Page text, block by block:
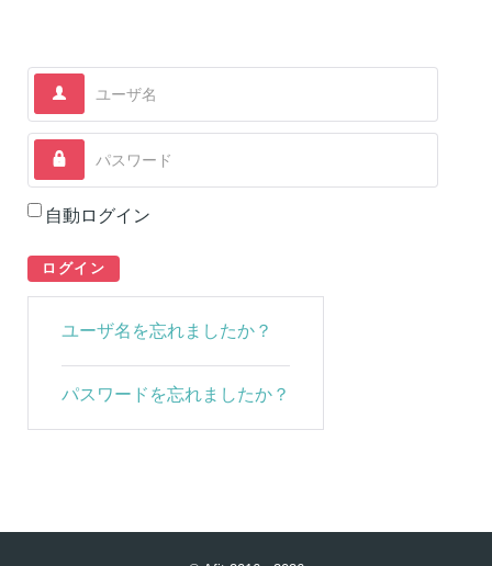
ユーザ名
パスワード
自動ログイン
ログイン
ユーザ名を忘れましたか？
パスワードを忘れましたか？